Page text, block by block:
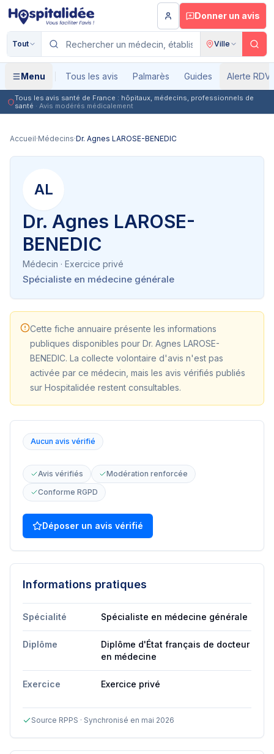
Aller au contenu principal
Donner un avis
Tout Ville
Menu Tous les avis Palmarès Guides Alerte RDV
Tous les avis santé de France : hôpitaux, médecins, professionnels de
santé · Avis modérés médicalement
Accueil·Médecins·Dr. Agnes LAROSE-BENEDIC
AL
Dr. Agnes LAROSE-
BENEDIC
Médecin · Exercice privé
Spécialiste en médecine générale
Cette fiche annuaire présente les informations
publiques disponibles pour Dr. Agnes LAROSE-
BENEDIC. La collecte volontaire d'avis n'est pas
activée par ce médecin, mais les avis vérifiés publiés
sur Hospitalidée restent consultables.
Aucun avis vérifié
Avis vérifiés
Modération renforcée
Conforme RGPD
Déposer un avis vérifié
Informations pratiques
Spécialité Spécialiste en médecine générale
Diplôme
Diplôme d'État français de docteur
en médecine
Exercice Exercice privé
Source RPPS · Synchronisé en mai 2026